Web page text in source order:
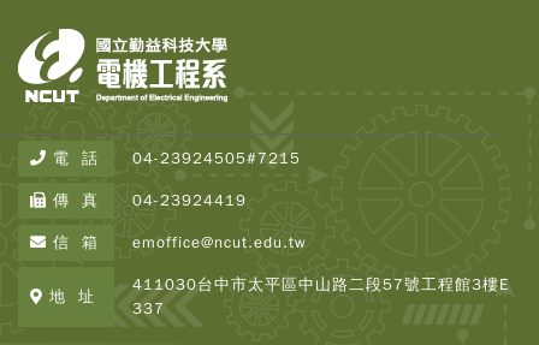
電 話 04-23924505#7215
傳 真 04-23924419
信 箱 emoffice@ncut.edu.tw
地 址
411030台中市太平區中山路二段57號工程館3樓E
337